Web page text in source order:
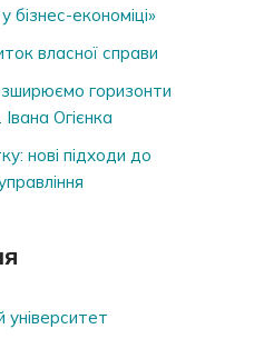
бізнес-економіці»
власної справи
горизонти
Огієнка
нові підходи до
університет